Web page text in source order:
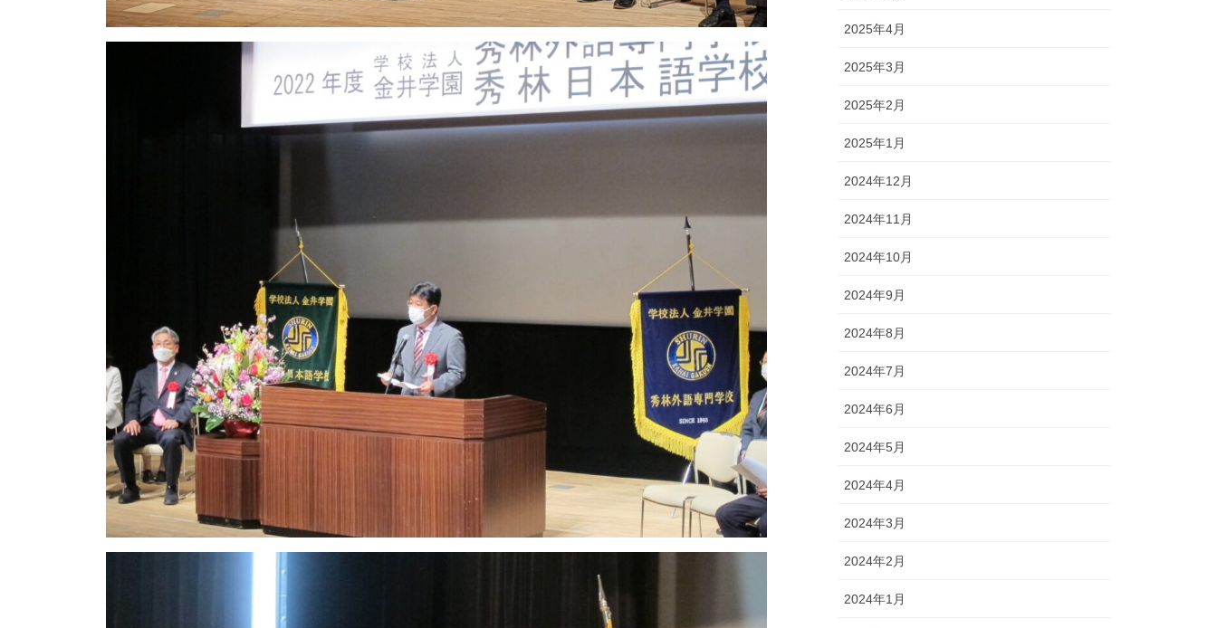
2025年4月
2025年3月
2025年2月
2025年1月
2024年12月
2024年11月
2024年10月
2024年9月
2024年8月
2024年7月
2024年6月
2024年5月
2024年4月
2024年3月
2024年2月
2024年1月